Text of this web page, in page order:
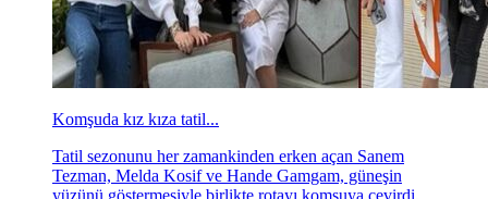
Komşuda kız kıza tatil...
Tatil sezonunu her zamankinden erken açan Sanem
Tezman, Melda Kosif ve Hande Gamgam, güneşin
yüzünü göstermesiyle birlikte rotayı komşuya çevirdi.